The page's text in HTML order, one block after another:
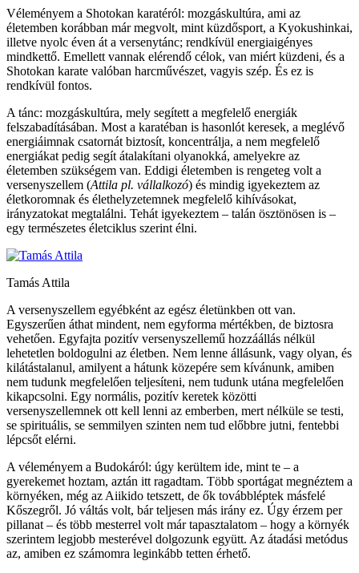
Véleményem a Shotokan karatéról: mozgáskultúra, ami az
életemben korábban már megvolt, mint küzdősport, a Kyokushinkai,
illetve nyolc éven át a versenytánc; rendkívül energiaigényes
mindkettő. Emellett vannak elérendő célok, van miért küzdeni, és a
Shotokan karate valóban harcművészet, vagyis szép. És ez is
rendkívül fontos.
A tánc: mozgáskultúra, mely segített a megfelelő energiák
felszabadításában. Most a karatéban is hasonlót keresek, a meglévő
energiáimnak csatornát biztosít, koncentrálja, a nem megfelelő
energiákat pedig segít átalakítani olyanokká, amelyekre az
életemben szükségem van. Eddigi életemben is rengeteg volt a
versenyszellem (Attila pl. vállalkozó) és mindig igyekeztem az
életkoromnak és élethelyzetemnek megfelelő kihívásokat,
irányzatokat megtalálni. Tehát igyekeztem – talán ösztönösen is –
egy természetes életciklus szerint élni.
Tamás Attila
A versenyszellem egyébként az egész életünkben ott van.
Egyszerűen áthat mindent, nem egyforma mértékben, de biztosra
vehetően. Egyfajta pozitív versenyszellemű hozzáállás nélkül
lehetetlen boldogulni az életben. Nem lenne állásunk, vagy olyan, és
kilátástalanul, amilyent a hátunk közepére sem kívánunk, amiben
nem tudunk megfelelően teljesíteni, nem tudunk utána megfelelően
kikapcsolni. Egy normális, pozitív keretek közötti
versenyszellemnek ott kell lenni az emberben, mert nélküle se testi,
se spirituális, se semmilyen szinten nem tud előbbre jutni, fentebbi
lépcsőt elérni.
A véleményem a Budokáról: úgy kerültem ide, mint te – a
gyerekemet hoztam, aztán itt ragadtam. Több sportágat megnéztem a
környéken, még az Aiikido tetszett, de ők továbbléptek másfelé
Kőszegről. Jó váltás volt, bár teljesen más irány ez. Úgy érzem per
pillanat – és több mesterrel volt már tapasztalatom – hogy a környék
szerintem legjobb mesterével dolgozunk együtt. Az átadási metódus
az, amiben ez számomra leginkább tetten érhető.